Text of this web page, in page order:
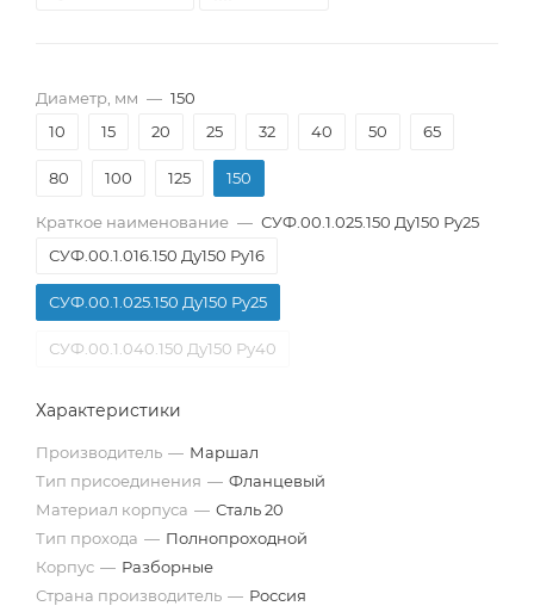
Диаметр, мм — 150
10
15 20 25 32 40 50 65
80 100 125 150
Краткое наименование — СУФ.00.1.025.150 Ду150 Ру25
СУФ.00.1.016.150 Ду150 Ру16
СУФ.00.1.025.150 Ду150 Ру25
СУФ.00.1.040.150 Ду150 Ру40
Характеристики
Производитель — Маршал
Тип присоединения — Фланцевый
Материал корпуса — Сталь 20
Тип прохода — Полнопроходной
Корпус — Разборные
Страна производитель — Россия